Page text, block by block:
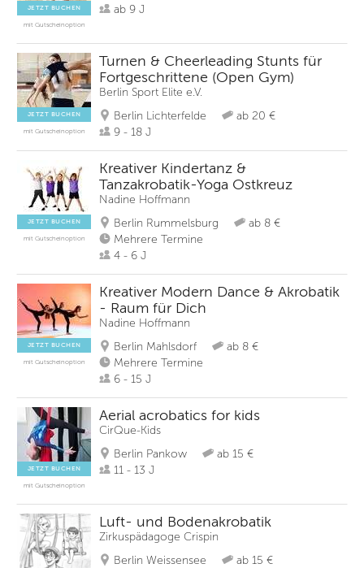
JETZT BUCHEN
mit Gutscheinoption
ab 9 J
JETZT BUCHEN
mit Gutscheinoption
Turnen & Cheerleading Stunts für
Fortgeschrittene (Open Gym)
Berlin Sport Elite e.V.
Berlin Lichterfelde
ab 20 €
9 - 18 J
JETZT BUCHEN
mit Gutscheinoption
Kreativer Kindertanz &
Tanzakrobatik-Yoga Ostkreuz
Nadine Hoffmann
Berlin Rummelsburg
ab 8 €
Mehrere Termine
4 - 6 J
JETZT BUCHEN
mit Gutscheinoption
Kreativer Modern Dance & Akrobatik
- Raum für Dich
Nadine Hoffmann
Berlin Mahlsdorf
ab 8 €
Mehrere Termine
6 - 15 J
JETZT BUCHEN
mit Gutscheinoption
Aerial acrobatics for kids
CirQue-Kids
Berlin Pankow
ab 15 €
11 - 13 J
Luft- und Bodenakrobatik
Zirkuspädagoge Crispin
Berlin Weissensee
ab 15 €